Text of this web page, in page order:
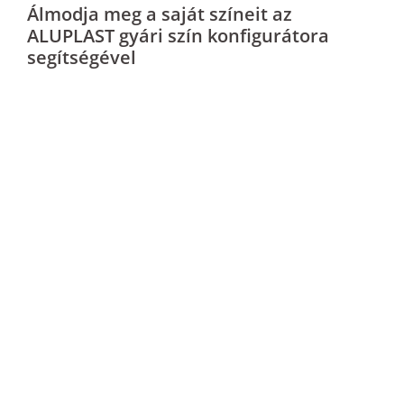
Álmodja meg a saját színeit az
ALUPLAST gyári szín konfigurátora
segítségével